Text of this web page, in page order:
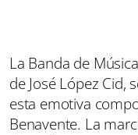
La Banda de
de José López Cid,
esta emotiva
Benavente. La